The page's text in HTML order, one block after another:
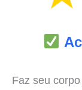
Faz seu